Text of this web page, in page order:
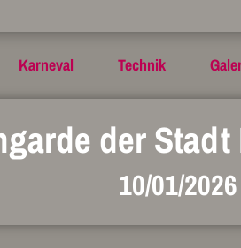
Karneval Technik
der Stadt
10/01/2026